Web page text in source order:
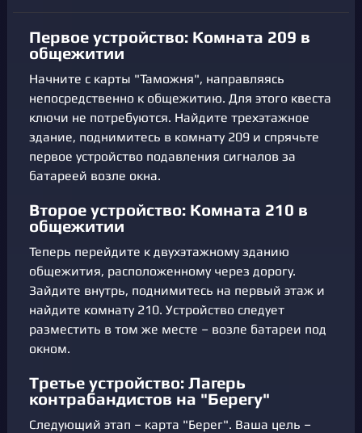
Первое устройство: Комната 209 в
общежитии
Начните с карты "Таможня", направляясь
непосредственно к общежитию. Для этого квеста
ключи не потребуются. Найдите трехэтажное
здание, поднимитесь в комнату 209 и спрячьте
первое устройство подавления сигналов за
батареей возле окна.
Второе устройство: Комната 210 в
общежитии
Теперь перейдите к двухэтажному зданию
общежития, расположенному через дорогу.
Зайдите внутрь, поднимитесь на первый этаж и
найдите комнату 210. Устройство следует
разместить в том же месте – возле батареи под
окном.
Третье устройство: Лагерь
контрабандистов на "Берегу"
Следующий этап – карта "Берег". Ваша цель –